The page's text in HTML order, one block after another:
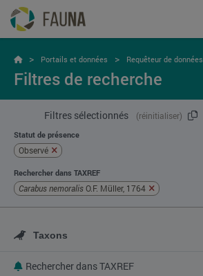
> Portails et données > Requêteur de données
Filtres de recherche
Filtres sélectionnés (réinitialiser)
Statut de présence
Observé
Rechercher dans TAXREF
Carabus nemoralisO.F. Müller, 1764
Taxons
Rechercher dans TAXREF